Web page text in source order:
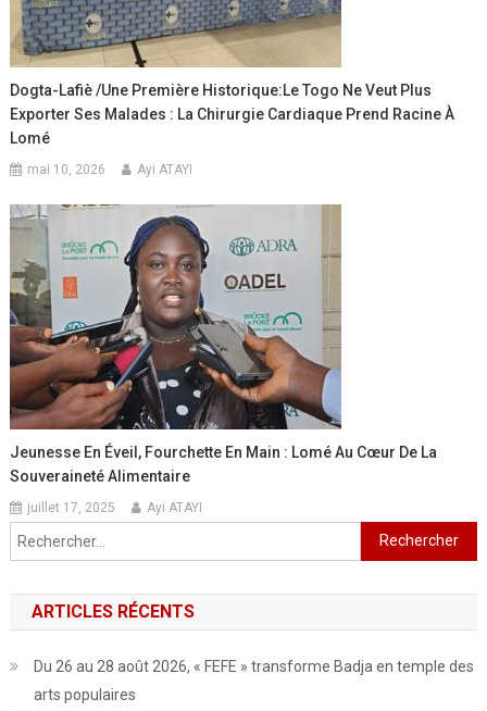
Dogta-Lafiè /Une Première Historique:Le Togo Ne Veut Plus
Exporter Ses Malades : La Chirurgie Cardiaque Prend Racine À
Lomé
mai 10, 2026 Ayi ATAYI
Jeunesse En Éveil, Fourchette En Main : Lomé Au Cœur De La
Souveraineté Alimentaire
juillet 17, 2025 Ayi ATAYI
Rechercher :
ARTICLES RÉCENTS
Du 26 au 28 août 2026, « FEFE » transforme Badja en temple des
arts populaires